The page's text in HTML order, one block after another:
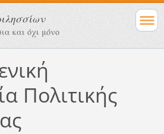
και όχι μόνο
Πολιτικής